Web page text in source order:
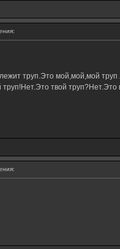
труп.Это мой,мой,мой
твой